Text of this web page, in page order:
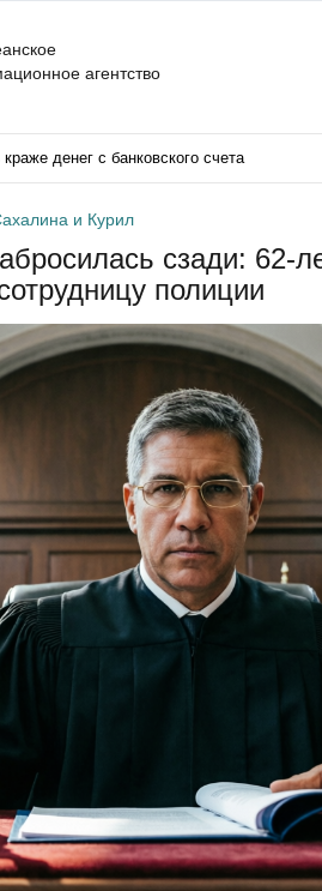
агентство
денег с банковского счета
и Курил
сзади: 62-
полиции